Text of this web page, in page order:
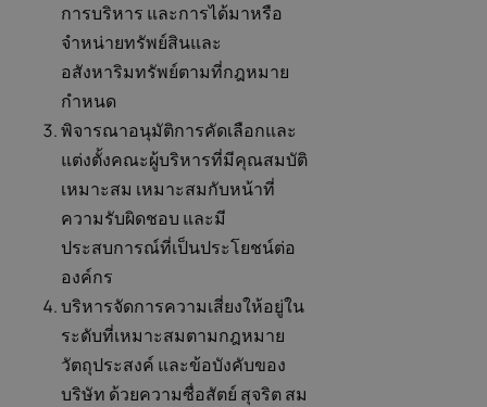
การบริหาร และการได้มาหรือ
จำหน่ายทรัพย์สินและ
อสังหาริมทรัพย์ตามที่กฎหมาย
กำหนด
พิจารณาอนุมัติการคัดเลือกและ
แต่งตั้งคณะผู้บริหารที่มีคุณสมบัติ
เหมาะสม เหมาะสมกับหน้าที่
ความรับผิดชอบ และมี
ประสบการณ์ที่เป็นประโยชน์ต่อ
องค์กร
บริหารจัดการความเสี่ยงให้อยู่ใน
ระดับที่เหมาะสมตามกฎหมาย
วัตถุประสงค์ และข้อบังคับของ
บริษัท ด้วยความซื่อสัตย์ สุจริต สม